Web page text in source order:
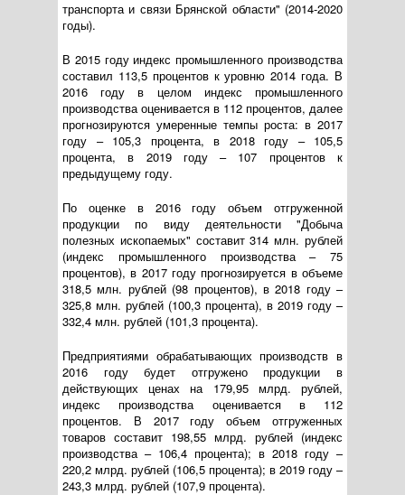
транспорта и связи Брянской области" (2014-2020
годы).
В 2015 году индекс промышленного производства
составил 113,5 процентов к уровню 2014 года. В
2016 году в целом индекс промышленного
производства оценивается в 112 процентов, далее
прогнозируются умеренные темпы роста: в 2017
году – 105,3 процента, в 2018 году – 105,5
процента, в 2019 году – 107 процентов к
предыдущему году.
По оценке в 2016 году объем отгруженной
продукции по виду деятельности "Добыча
полезных ископаемых" составит 314 млн. рублей
(индекс промышленного производства – 75
процентов), в 2017 году прогнозируется в объеме
318,5 млн. рублей (98 процентов), в 2018 году –
325,8 млн. рублей (100,3 процента), в 2019 году –
332,4 млн. рублей (101,3 процента).
Предприятиями обрабатывающих производств в
2016 году будет отгружено продукции в
действующих ценах на 179,95 млрд. рублей,
индекс производства оценивается в 112
процентов. В 2017 году объем отгруженных
товаров составит 198,55 млрд. рублей (индекс
производства – 106,4 процента); в 2018 году –
220,2 млрд. рублей (106,5 процента); в 2019 году –
243,3 млрд. рублей (107,9 процента).